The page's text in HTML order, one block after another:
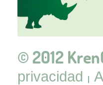
© 2012
privacidad